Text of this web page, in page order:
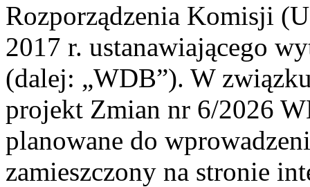
Rozporządzenia Komisji
2017 r. ustanawiającego
(dalej: „WDB”). W
projekt Zmian nr 6/2026
planowane do
zamieszczony na stronie